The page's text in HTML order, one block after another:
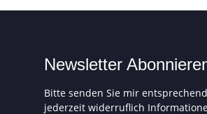
Newsletter
Bitte senden Sie mir
jederzeit widerruflich